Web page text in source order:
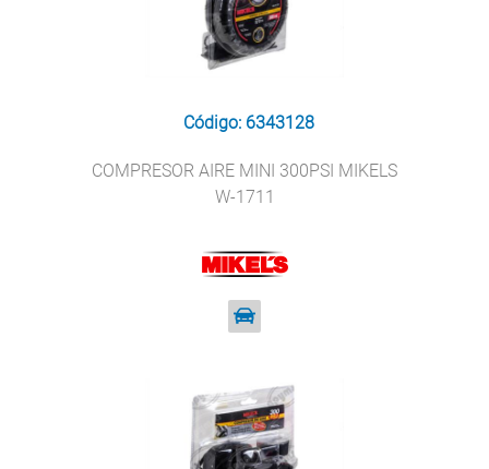
Código: 6343128
COMPRESOR AIRE MINI 300PSI MIKELS
W-1711